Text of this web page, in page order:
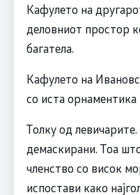
Кафулето на
деловниот простор
багатела.
Кафулето на
со иста
Толку од
демаскирани. Тоа
членство со висок
испостави како